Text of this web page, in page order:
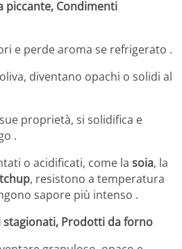
piccante, Condimenti
e perde aroma se refrigerato .
diventano opachi o solidi al
proprietà, si solidifica e
.
o acidificati, come la soia, la
, resistono a temperatura
sapore più intenso .
stagionati, Prodotti da forno